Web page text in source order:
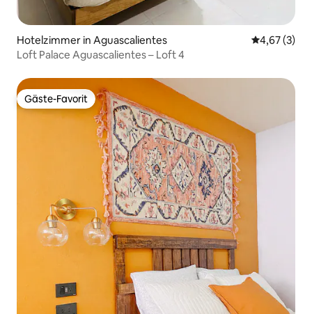
Hotelzimmer in Aguascalientes
4,67 (3)
Loft Palace Aguascalientes – Loft 4
Gäste-Favorit
Gäste-Favorit